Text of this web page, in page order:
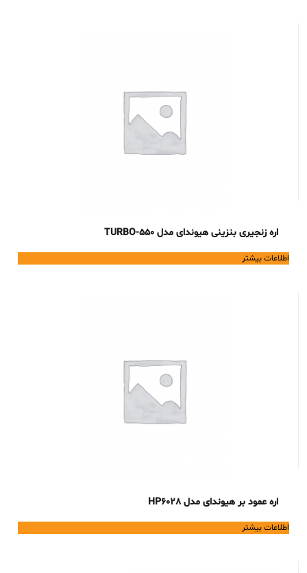
اره زنجیری بنزینی هیوندای مدل TURBO-550
اطلاعات بیشتر
اره عمود بر هیوندای مدل HP6028
اطلاعات بیشتر